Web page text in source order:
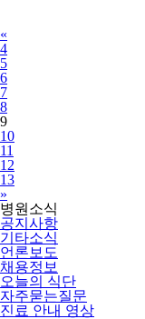
«
4
5
6
7
8
9
10
11
12
13
»
병원소식
공지사항
기타소식
언론보도
채용정보
오늘의 식단
자주묻는질문
진료 안내 영상